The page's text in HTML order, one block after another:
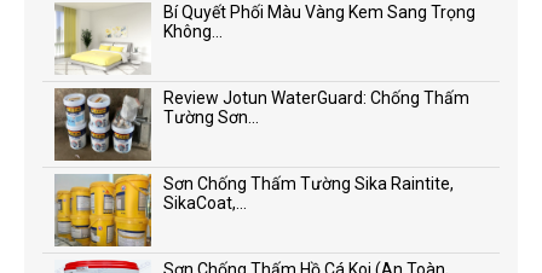
Bí Quyết Phối Màu Vàng Kem Sang Trọng
Không...
Review Jotun WaterGuard: Chống Thấm
Tường Sơn...
Sơn Chống Thấm Tường Sika Raintite,
SikaCoat,...